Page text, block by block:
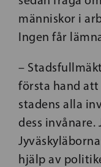
människor i
Ingen får
–
första hand att
stadens alla
dess
hjälp av